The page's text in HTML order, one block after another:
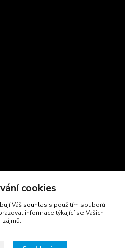
cookies
Váš souhlas s použitím souborů
informace týkající se Vašich
zájmů.